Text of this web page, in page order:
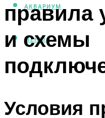
АКВАРИУМ
МЕНЮ
правила
и схемы
Условия